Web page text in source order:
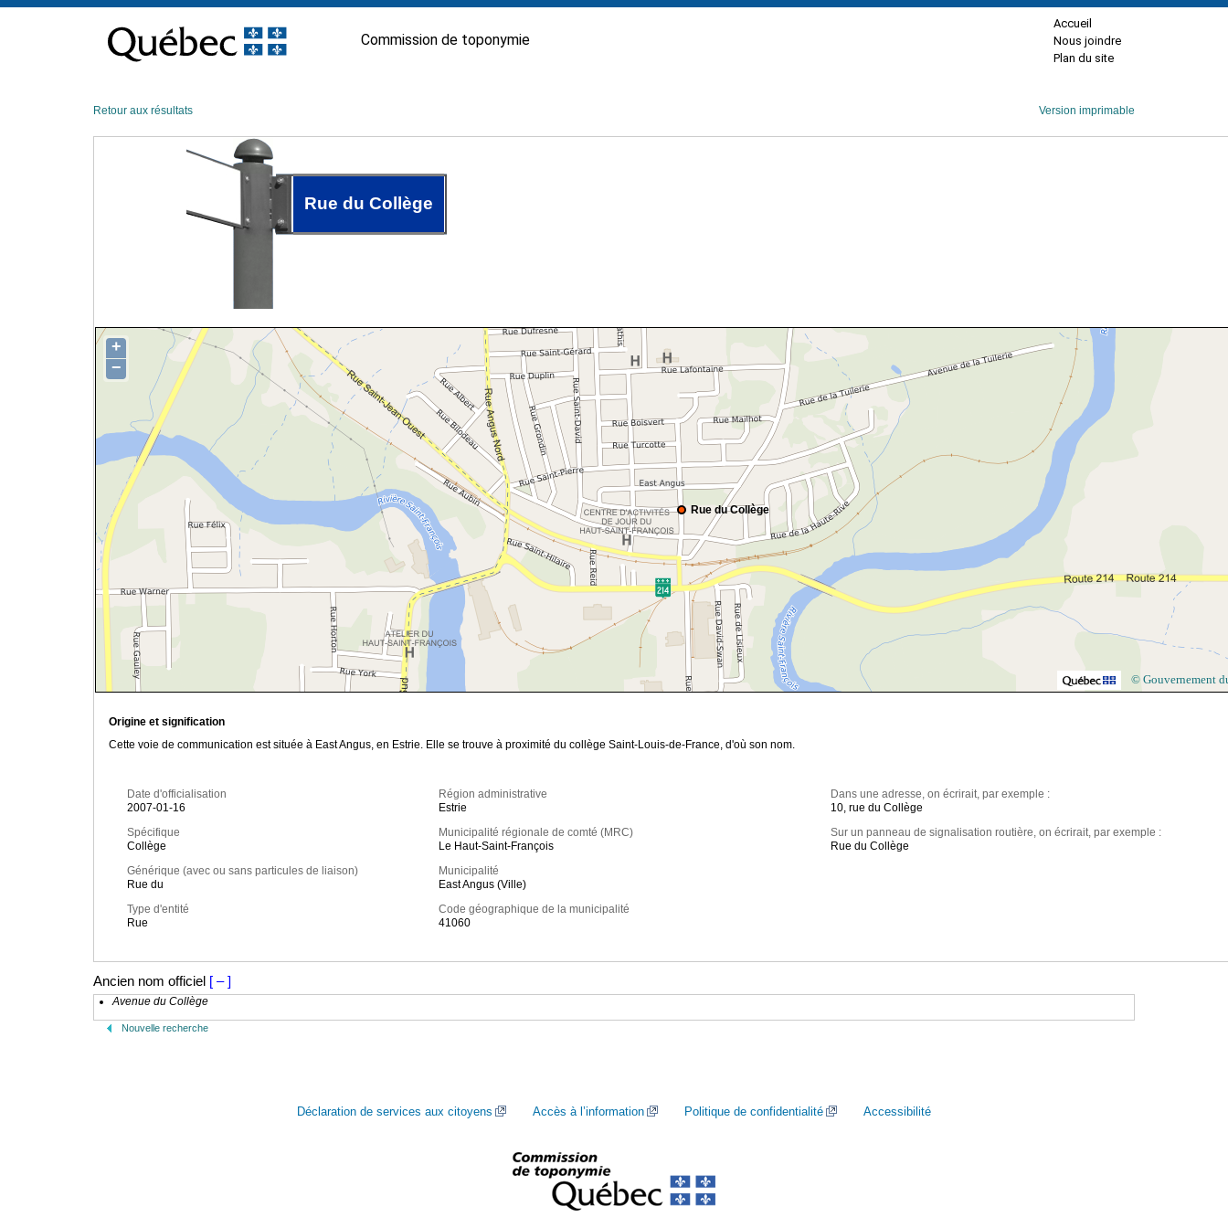
contenu
Commission de toponymie
Accueil
Nous joindre
Plan du site
Retour aux résultats Version imprimable
Rue du Collège
Rue du Collège
+
−
© Gouvernement
Origine et signification
Cette voie de communication est située à East Angus, en Estrie. Elle se trouve à proximité du collège Saint-Louis-de-France, d'où son nom.
Date d'officialisation
2007-01-16
Spécifique
Collège
Générique (avec ou sans particules de liaison)
Rue du
Type d'entité
Rue
Région administrative
Estrie
Municipalité régionale de comté (MRC)
Le Haut-Saint-François
Municipalité
East Angus (Ville)
Code géographique de la municipalité
41060
Dans une adresse, on écrirait, par exemple :
10, rue du Collège
Sur un panneau de signalisation routière, on écrirait, par exemple :
Rue du Collège
Ancien nom officiel [ – ]
Avenue du Collège
Nouvelle recherche
Déclaration de services aux citoyens Accès à l’information Politique de confidentialité Accessibilité